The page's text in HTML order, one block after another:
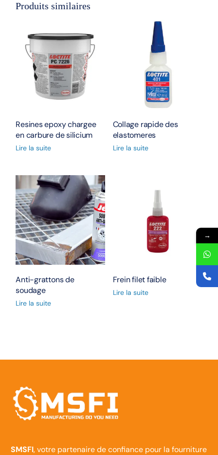
Produits similaires
Resines epoxy chargee
en carbure de silicium
Lire la suite
Collage rapide des
elastomeres
Lire la suite
Anti-grattons de
soudage
Lire la suite
Frein filet faible
Lire la suite
SMSFI, votre partenaire de confiance pour la fourniture
→